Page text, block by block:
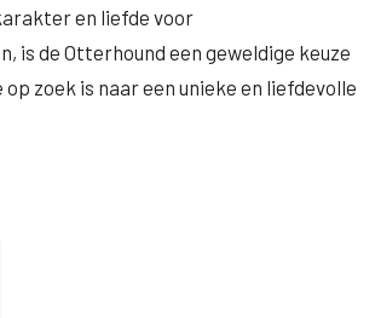
en liefde voor
is de Otterhound een geweldige keuze
zoek is naar een unieke en liefdevolle